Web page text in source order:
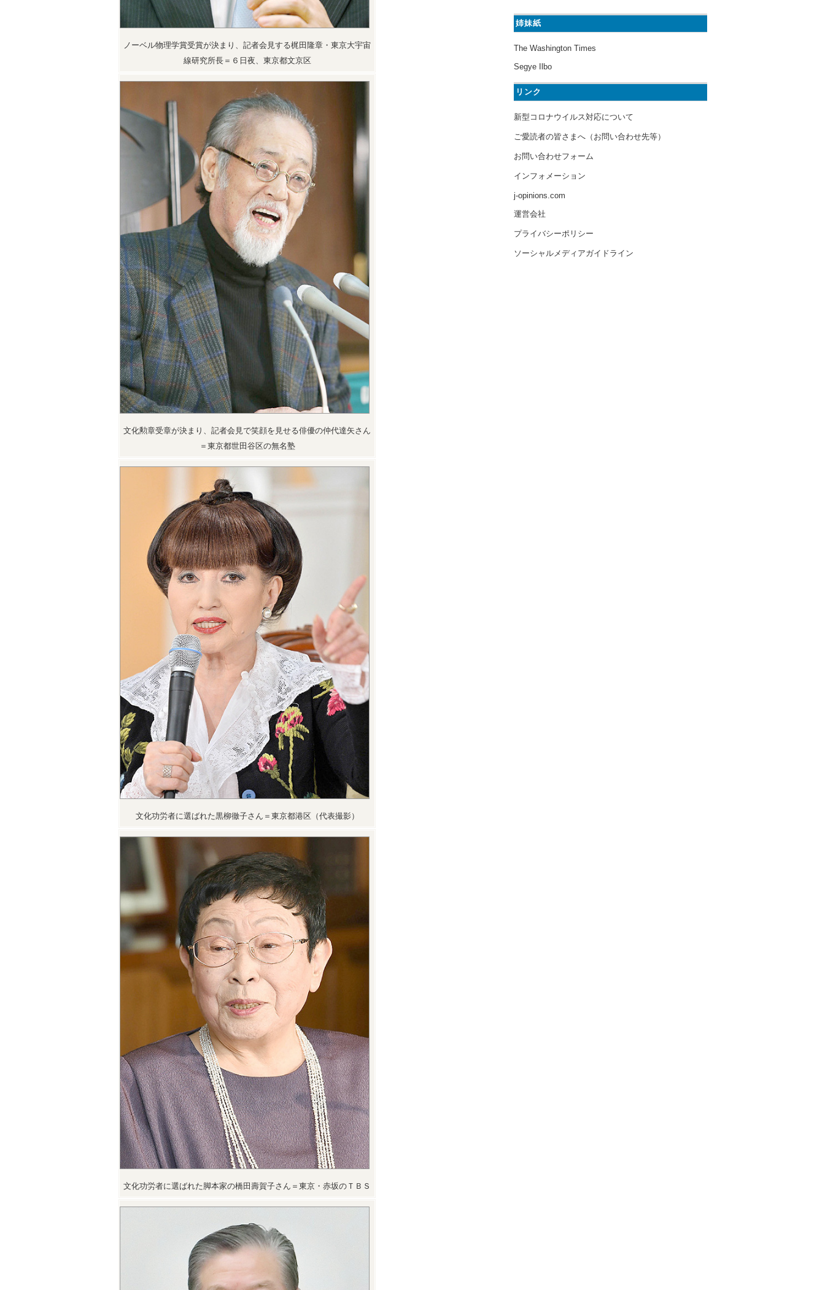
ノーベル物理学賞受賞が決まり、記者会見する梶田隆章・東京大宇宙
線研究所長＝６日夜、東京都文京区
文化勲章受章が決まり、記者会見で笑顔を見せる俳優の仲代達矢さん
＝東京都世田谷区の無名塾
文化功労者に選ばれた黒柳徹子さん＝東京都港区（代表撮影）
文化功労者に選ばれた脚本家の橋田壽賀子さん＝東京・赤坂のＴＢＳ
姉妹紙
The Washington Times
Segye Ilbo
リンク
新型コロナウイルス対応について
ご愛読者の皆さまへ（お問い合わせ先等）
お問い合わせフォーム
インフォメーション
j-opinions.com
運営会社
プライバシーポリシー
ソーシャルメディアガイドライン